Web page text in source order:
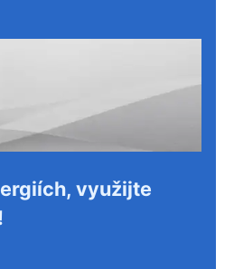
využijte